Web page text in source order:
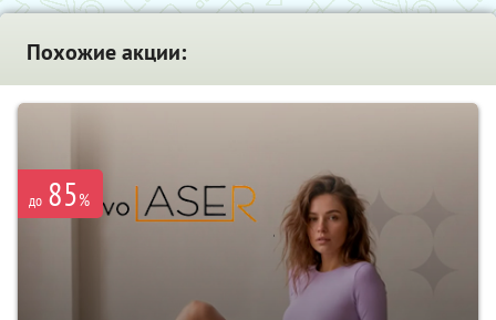
Похожие акции:
до 85%